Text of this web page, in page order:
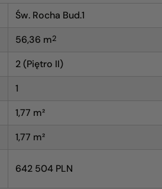
Św. Rocha Bud.1
56,36 m2
2 (Piętro II)
1
1,77 m²
1,77 m²
642 504 PLN